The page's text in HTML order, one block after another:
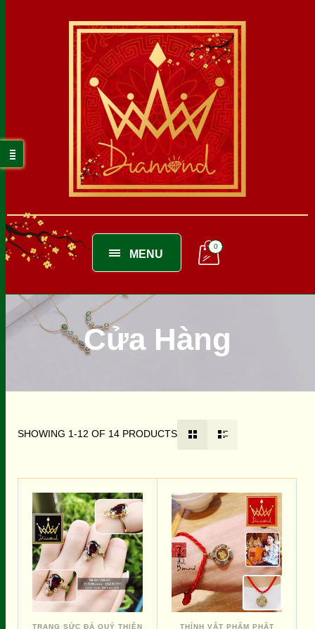
MENU
0
Cửa Hàng
SHOWING 1-12 OF 14 PRODUCTS
TRANG SỨC ĐÁ QUÝ THIÊN
THỈNH VẬT PHẨM PHẬT